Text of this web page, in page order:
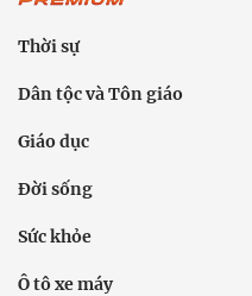
Thời sự
Dân tộc và Tôn giáo
Giáo dục
Đời sống
Sức khỏe
Ô tô xe máy